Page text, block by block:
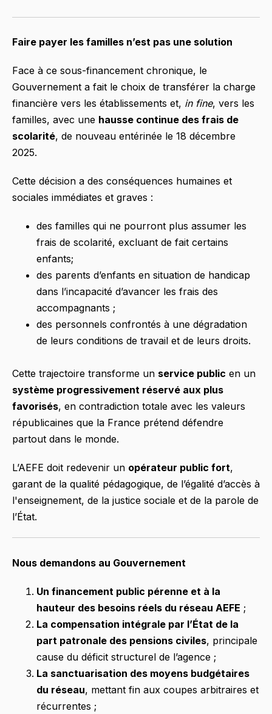
Faire payer les familles n’est pas une solution
Face à ce sous-financement chronique, le
Gouvernement a fait le choix de transférer la charge
financière vers les établissements et, in fine, vers les
familles, avec une hausse continue des frais de
scolarité, de nouveau entérinée le 18 décembre
2025.
Cette décision a des conséquences humaines et
sociales immédiates et graves :
des familles qui ne pourront plus assumer les
frais de scolarité, excluant de fait certains
enfants;
des parents d’enfants en situation de handicap
dans l’incapacité d’avancer les frais des
accompagnants ;
des personnels confrontés à une dégradation
de leurs conditions de travail et de leurs droits.
Cette trajectoire transforme un service public en un
système progressivement réservé aux plus
favorisés, en contradiction totale avec les valeurs
républicaines que la France prétend défendre
partout dans le monde.
L’AEFE doit redevenir un opérateur public fort,
garant de la qualité pédagogique, de l’égalité d’accès à
l'enseignement, de la justice sociale et de la parole de
l’État.
Nous demandons au Gouvernement
Un financement public pérenne et à la
hauteur des besoins réels du réseau AEFE ;
La compensation intégrale par l’État de la
part patronale des pensions civiles, principale
cause du déficit structurel de l’agence ;
La sanctuarisation des moyens budgétaires
du réseau, mettant fin aux coupes arbitraires et
récurrentes ;